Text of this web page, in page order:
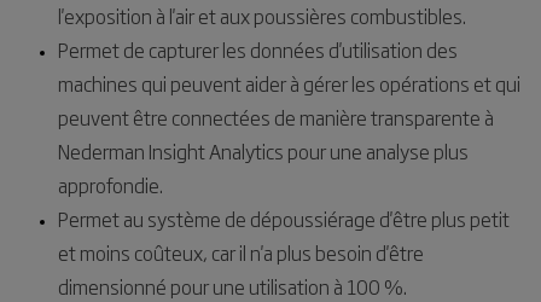
l'exposition à l'air et aux poussières combustibles.
Permet de capturer les données d'utilisation des
machines qui peuvent aider à gérer les opérations et qui
peuvent être connectées de manière transparente à
Nederman Insight Analytics pour une analyse plus
approfondie.
Permet au système de dépoussiérage d'être plus petit
et moins coûteux, car il n'a plus besoin d'être
dimensionné pour une utilisation à 100 %.